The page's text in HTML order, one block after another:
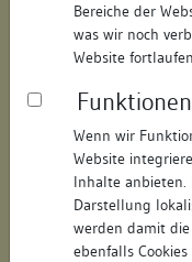
Bereiche der
was wir noch
Website
Wenn wir
Website
Inhalte anbieten.
Darstellung
werden damit
ebenfalls
Straße:
Hausnummer:
Postleitzahl:
Stadt-Teilort:
Regierungsbezirk: